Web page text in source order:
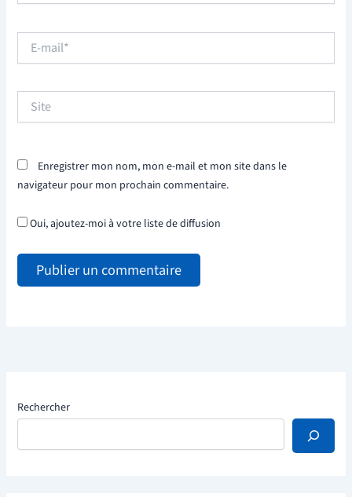
mail*
Site
Enregistrer mon nom, mon e-mail et mon site dans le
navigateur pour mon prochain commentaire.
Oui, ajoutez-moi à votre liste de diffusion
Rechercher